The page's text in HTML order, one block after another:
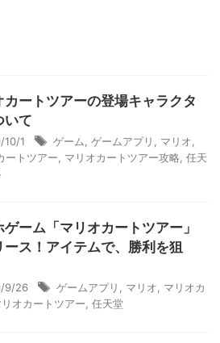
カートツアーの登場キャラクタ
いて
10/1 ゲーム ゲームアプリ マリオ
ートツアー
マリオカートツアー攻略 任天
ゲーム「マリオカートツアー」
ース！アイテムで、勝利を狙
9/26 ゲームアプリ マリオ
マリオカ
リオカートツアー 任天堂